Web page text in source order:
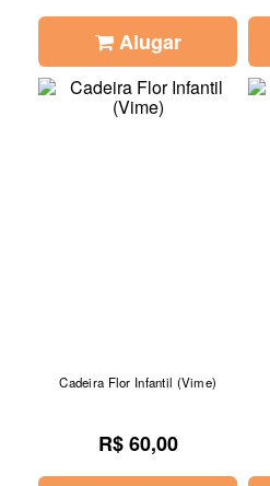
Alugar
Cadeira Flor Infantil (Vime)
R$ 60,00